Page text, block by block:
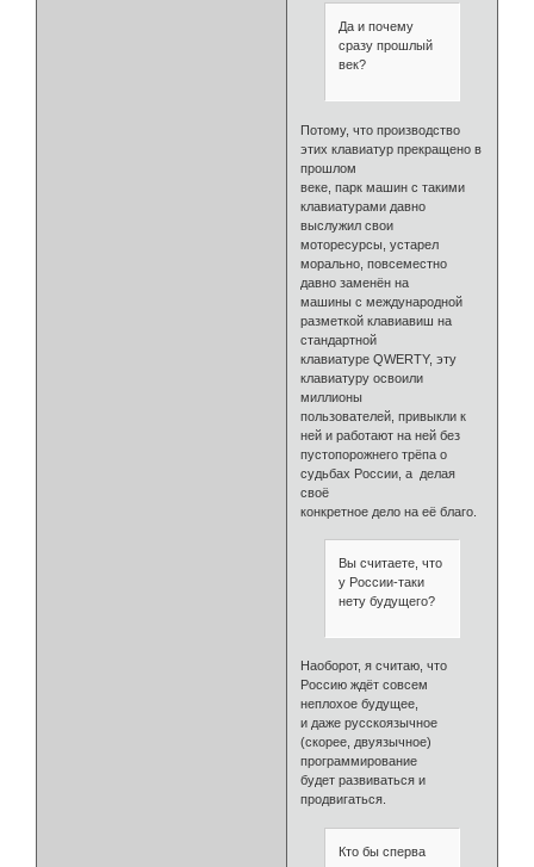
Да и почему
сразу прошлый
век?
Потому, что производство
этих клавиатур прекращено в
прошлом
веке, парк машин с такими
клавиатурами давно
выслужил свои
моторесурсы, устарел
морально, повсеместно
давно заменён на
машины с международной
разметкой клавиавиш на
стандартной
клавиатуре QWERTY, эту
клавиатуру освоили
миллионы
пользователей, привыкли к
ней и работают на ней без
пустопорожнего трёпа о
судьбах России, а делая
своё
конкретное дело на её благо.
Вы считаете, что
у России-таки
нету будущего?
Наоборот, я считаю, что
Россию ждёт совсем
неплохое будущее,
и даже русскоязычное
(скорее, двуязычное)
программирование
будет развиваться и
продвигаться.
Кто бы сперва